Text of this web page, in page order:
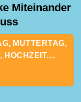
Miteinander
MUTTERTAG,
HOCHZEIT....